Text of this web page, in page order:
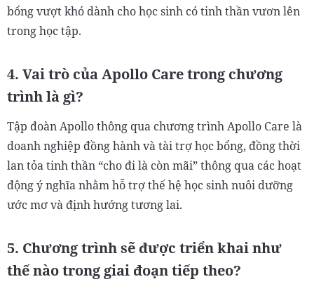
bổng vượt khó dành cho học sinh có tinh thần vươn lên
trong học tập.
4. Vai trò của Apollo Care trong chương
trình là gì?
Tập đoàn Apollo thông qua chương trình Apollo Care là
doanh nghiệp đồng hành và tài trợ học bổng, đồng thời
lan tỏa tinh thần “cho đi là còn mãi” thông qua các hoạt
động ý nghĩa nhằm hỗ trợ thế hệ học sinh nuôi dưỡng
ước mơ và định hướng tương lai.
5. Chương trình sẽ được triển khai như
thế nào trong giai đoạn tiếp theo?